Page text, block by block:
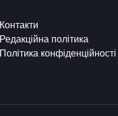
Контакти
Редакційна політика
Політика конфіденційності